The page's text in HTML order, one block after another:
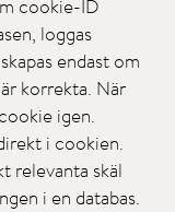
cookie-ID
loggas
endast om
korrekta. När
igen.
i cookien.
relevanta skäl
i en databas.